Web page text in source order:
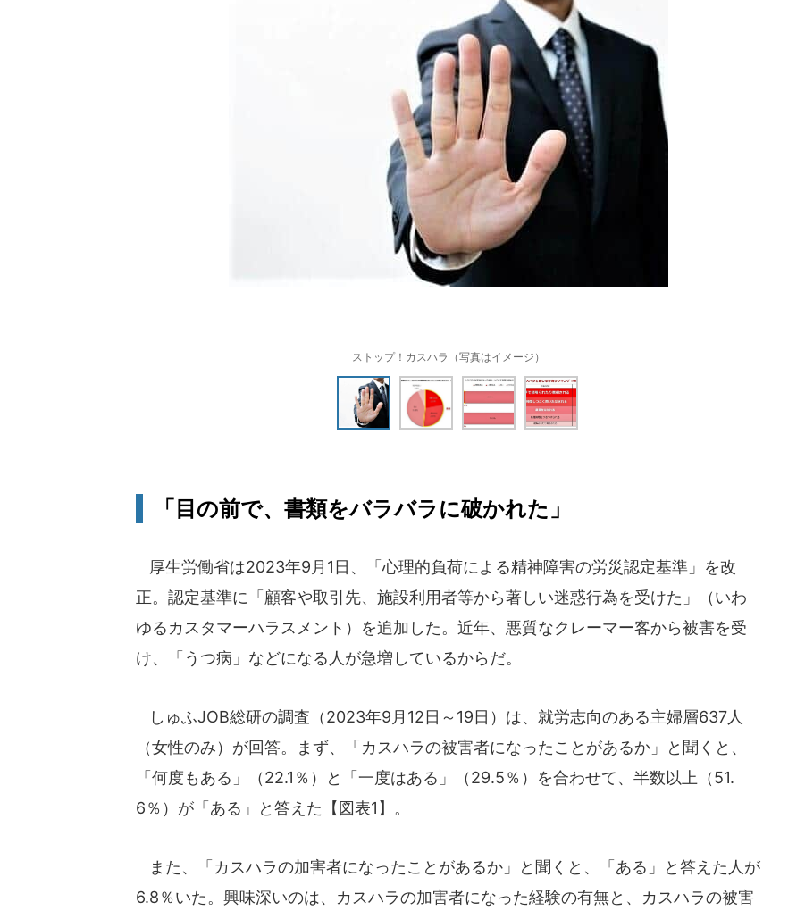
ストップ！カスハラ（写真はイメージ）
「目の前で、書類をバラバラに破かれた」
厚生労働省は2023年9月1日、「心理的負荷による精神障害の労災認定基準」を改
正。認定基準に「顧客や取引先、施設利用者等から著しい迷惑行為を受けた」（いわ
ゆるカスタマーハラスメント）を追加した。近年、悪質なクレーマー客から被害を受
け、「うつ病」などになる人が急増しているからだ。
しゅふJOB総研の調査（2023年9月12日～19日）は、就労志向のある主婦層637人
（女性のみ）が回答。まず、「カスハラの被害者になったことがあるか」と聞くと、
「何度もある」（22.1％）と「一度はある」（29.5％）を合わせて、半数以上（51.
6％）が「ある」と答えた【図表1】。
また、「カスハラの加害者になったことがあるか」と聞くと、「ある」と答えた人が
6.8％いた。興味深いのは、カスハラの加害者になった経験の有無と、カスハラの被害